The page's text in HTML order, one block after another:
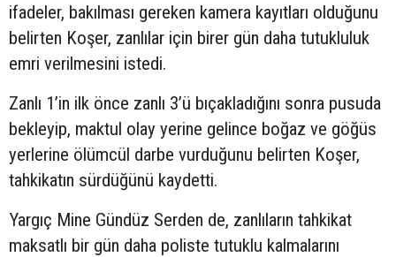
ifadeler, bakılması gereken kamera kayıtları olduğunu
belirten Koşer, zanlılar için birer gün daha tutukluluk
emri verilmesini istedi.
Zanlı 1’in ilk önce zanlı 3’ü bıçakladığını sonra pusuda
bekleyip, maktul olay yerine gelince boğaz ve göğüs
yerlerine ölümcül darbe vurduğunu belirten Koşer,
tahkikatın sürdüğünü kaydetti.
Yargıç Mine Gündüz Serden de, zanlıların tahkikat
maksatlı bir gün daha poliste tutuklu kalmalarını